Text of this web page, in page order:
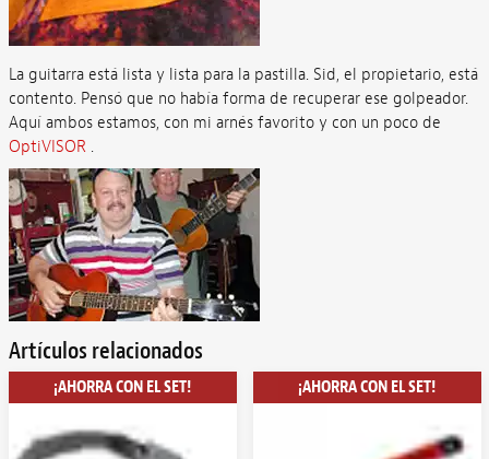
La guitarra está lista y lista para la pastilla. Sid, el propietario, está
contento. Pensó que no había forma de recuperar ese golpeador.
Aquí ambos estamos, con mi arnés favorito y con un poco de
OptiVISOR.
Artículos relacionados
¡AHORRA CON EL SET! ¡AHORRA CON EL SET!